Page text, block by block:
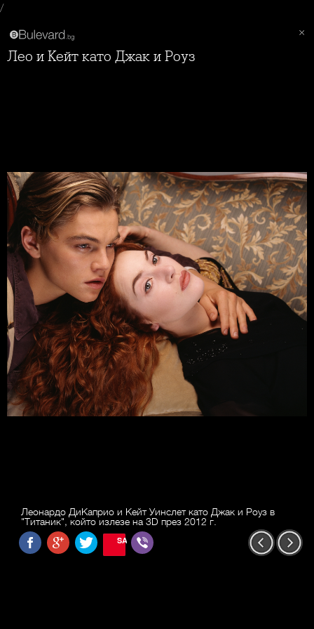
/
Лео и Кейт като Джак и Роуз
Леонардо ДиКаприо и Кейт Уинслет като Джак и Роуз в
"Титаник", който излезе на 3D през 2012 г.
SAVE